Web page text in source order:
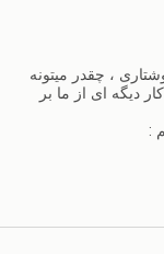
، چقدر میتونه
دیگه ای از ما بر
: